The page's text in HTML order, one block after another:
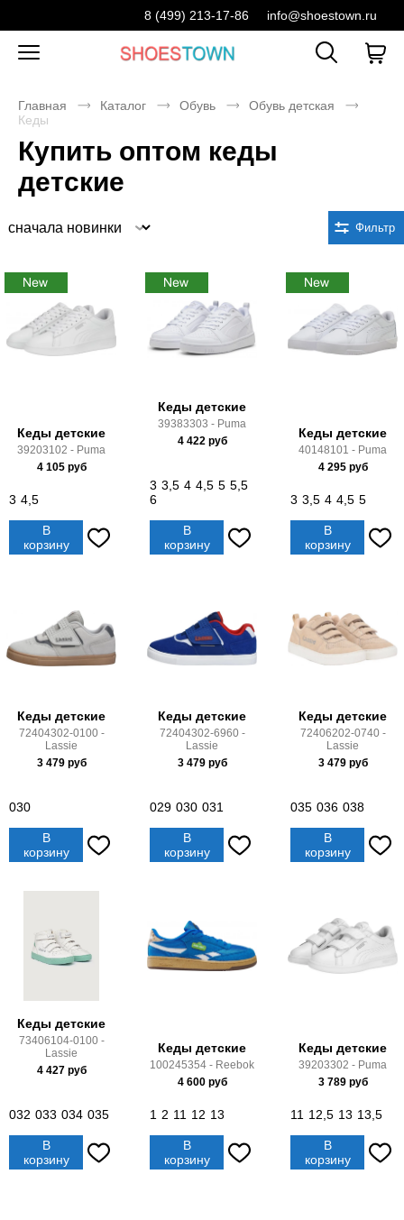
8 (499) 213-17-86 info@shoestown.ru
Главная Каталог Обувь
Обувь детская
Кеды
Купить оптом кеды
детские
Фильтр
Кеды детские
39203102 - Puma
4 105руб
3 4,5
В
корзину
Кеды детские
39383303 - Puma
4 422руб
3 3,5 4 4,5 5 5,5
6
В
корзину
Кеды детские
40148101 - Puma
4 295руб
3 3,5 4 4,5 5
В
корзину
Кеды детские
72404302-0100 -
Lassie
3 479руб
030
В
корзину
Кеды детские
72404302-6960 -
Lassie
3 479руб
029 030 031
В
корзину
Кеды детские
72406202-0740 -
Lassie
3 479руб
035 036 038
В
корзину
Кеды детские
73406104-0100 -
Lassie
4 427руб
032 033 034 035
В
корзину
Кеды детские
100245354 - Reebok
4 600руб
1 2 11 12 13
В
корзину
Кеды детские
39203302 - Puma
3 789руб
11 12,5 13 13,5
В
корзину